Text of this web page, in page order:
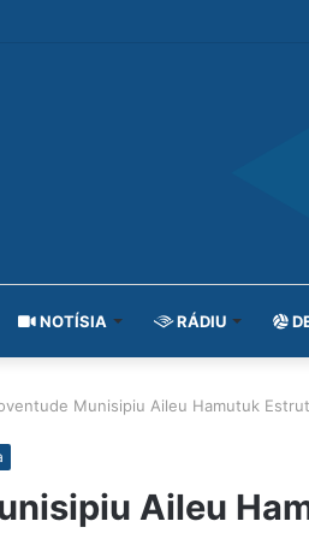
NOTÍSIA RÁDIU
Munisipiu Aileu Hamutuk
Aileu